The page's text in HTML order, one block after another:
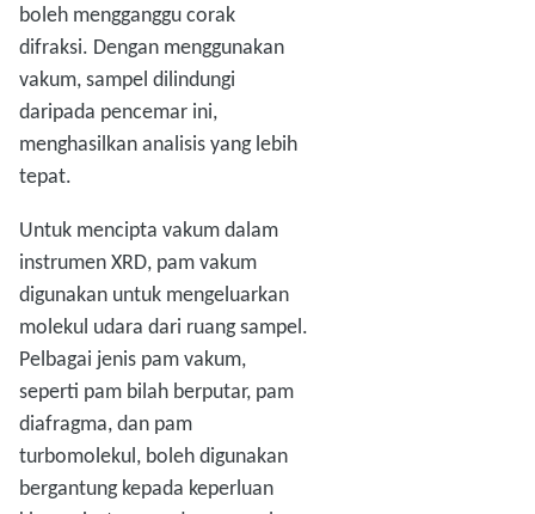
boleh mengganggu corak
difraksi. Dengan menggunakan
vakum, sampel dilindungi
daripada pencemar ini,
menghasilkan analisis yang lebih
tepat.
Untuk mencipta vakum dalam
instrumen XRD, pam vakum
digunakan untuk mengeluarkan
molekul udara dari ruang sampel.
Pelbagai jenis pam vakum,
seperti pam bilah berputar, pam
diafragma, dan pam
turbomolekul, boleh digunakan
bergantung kepada keperluan